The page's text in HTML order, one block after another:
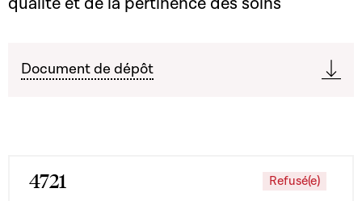
Document de dépôt
4721
Refusé(e)